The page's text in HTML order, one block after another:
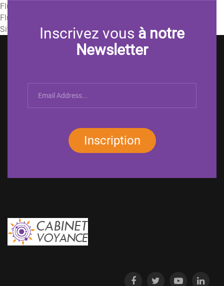
Flux des publications
Flux des commentaires
Site de WordPress-FRInscrivez vous à notre
Newsletter
Inscription